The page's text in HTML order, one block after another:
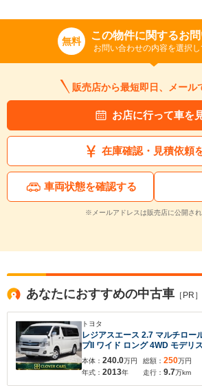
無料 この物件に関するお
お問い合わせの内容を選択
販売店から最短即日、メール
お店に行って車を
在庫確認・見積依頼
車両状態を確認する
※メールアドレスは販売店に公開され
あなたにおすすめの中古車 ［PR］
トヨタ
レジアスエース 2.7 マルチロー
プII ワイド ロング 4WD モデリ
ー・禁煙車・純正ナビ・フルセ
クカメラ・BT・純正エンスタ・
キット・AC100V・ユーアイビ
タイヤ付・HID・1年保証
本体： 240.0万円
年式： 2013年
総額： 250万円
走行： 9.7万km